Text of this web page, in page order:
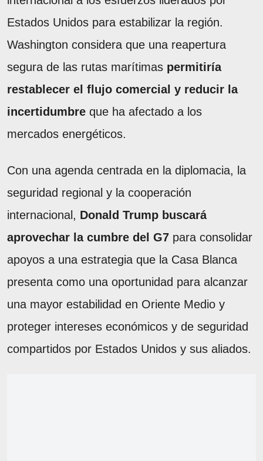
Estados Unidos para estabilizar la región.
Washington considera que una reapertura
segura de las rutas marítimas permitiría
restablecer el flujo comercial y reducir la
incertidumbre que ha afectado a los
mercados energéticos.
Con una agenda centrada en la diplomacia, la
seguridad regional y la cooperación
internacional, Donald Trump buscará
aprovechar la cumbre del G7 para consolidar
apoyos a una estrategia que la Casa Blanca
presenta como una oportunidad para alcanzar
una mayor estabilidad en Oriente Medio y
proteger intereses económicos y de seguridad
compartidos por Estados Unidos y sus aliados.